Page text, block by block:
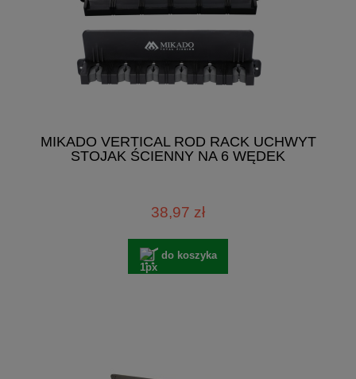
MIKADO VERTICAL ROD RACK UCHWYT
STOJAK ŚCIENNY NA 6 WĘDEK
38,97 zł
do koszyka